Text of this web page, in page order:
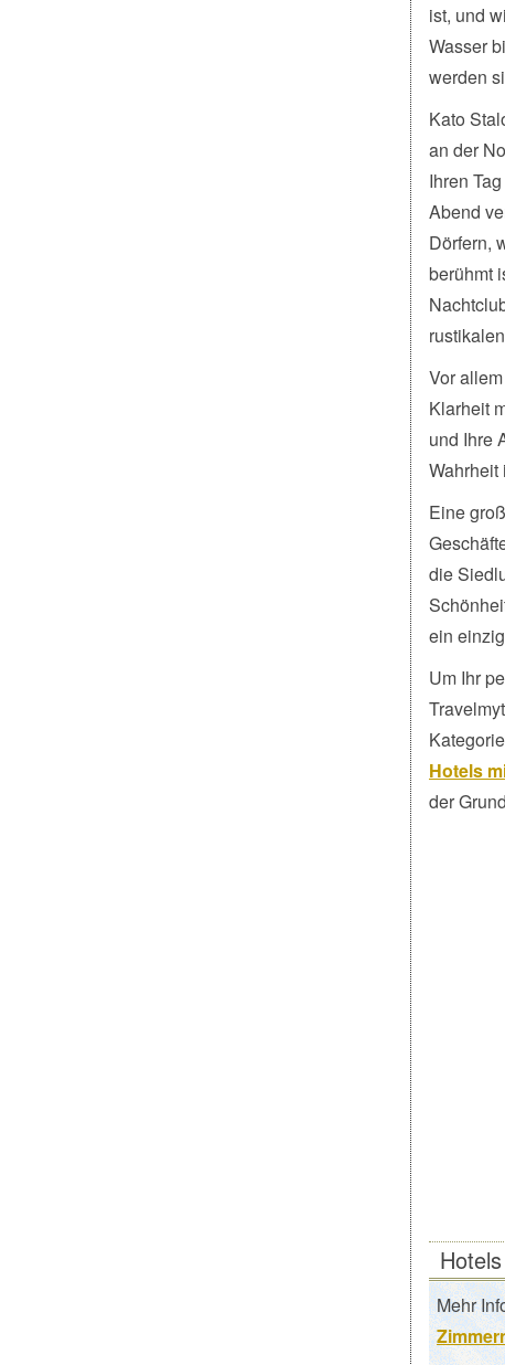
ist, und
Wasser
werden
Kato
an der
Ihren
Abend
Dörfern,
berühmt
Vor
Klarheit
und Ihre
Wahrheit
Eine
die
ein
Um Ihr
Hotels
der
Mehr